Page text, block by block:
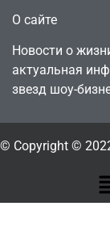
О сайте
Новости о
актуальная
звезд шоу-
© Copyright ©